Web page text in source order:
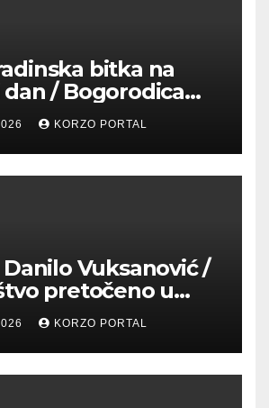
bitka na
/ Bogorodica
u
Podgrađu
KORZO PORTAL
Vuksanović /
pretočeno u
i rečiKORZO PORTAL